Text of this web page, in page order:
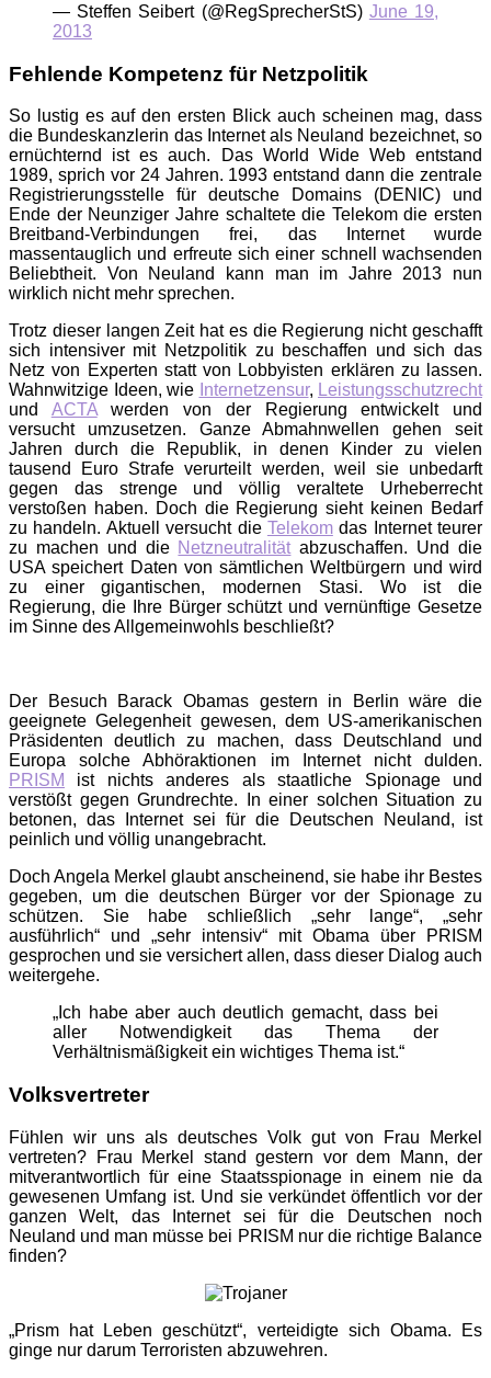
— Steffen Seibert (@RegSprecherStS) June 19,
2013
Fehlende Kompetenz für Netzpolitik
So lustig es auf den ersten Blick auch scheinen mag, dass
die Bundeskanzlerin das Internet als Neuland bezeichnet, so
ernüchternd ist es auch. Das World Wide Web entstand
1989, sprich vor 24 Jahren. 1993 entstand dann die zentrale
Registrierungsstelle für deutsche Domains (DENIC) und
Ende der Neunziger Jahre schaltete die Telekom die ersten
Breitband-Verbindungen frei, das Internet wurde
massentauglich und erfreute sich einer schnell wachsenden
Beliebtheit. Von Neuland kann man im Jahre 2013 nun
wirklich nicht mehr sprechen.
Trotz dieser langen Zeit hat es die Regierung nicht geschafft
sich intensiver mit Netzpolitik zu beschaffen und sich das
Netz von Experten statt von Lobbyisten erklären zu lassen.
Wahnwitzige Ideen, wie Internetzensur, Leistungsschutzrecht
und ACTAwerden von der Regierung entwickelt und
versucht umzusetzen. Ganze Abmahnwellen gehen seit
Jahren durch die Republik, in denen Kinder zu vielen
tausend Euro Strafe verurteilt werden, weil sie unbedarft
gegen das strenge und völlig veraltete Urheberrecht
verstoßen haben. Doch die Regierung sieht keinen Bedarf
zu handeln. Aktuell versucht die Telekomdas Internet teurer
zu machen und die Netzneutralität abzuschaffen. Und die
USA speichert Daten von sämtlichen Weltbürgern und wird
zu einer gigantischen, modernen Stasi. Wo ist die
Regierung, die Ihre Bürger schützt und vernünftige Gesetze
im Sinne des Allgemeinwohls beschließt?
Der Besuch Barack Obamas gestern in Berlin wäre die
geeignete Gelegenheit gewesen, dem US-amerikanischen
Präsidenten deutlich zu machen, dass Deutschland und
Europa solche Abhöraktionen im Internet nicht dulden.
PRISM
ist nichts anderes als staatliche Spionage und
verstößt gegen Grundrechte. In einer solchen Situation zu
betonen, das Internet sei für die Deutschen Neuland, ist
peinlich und völlig unangebracht.
Doch Angela Merkel glaubt anscheinend, sie habe ihr Bestes
gegeben, um die deutschen Bürger vor der Spionage zu
schützen. Sie habe schließlich „sehr lange“, „sehr
ausführlich“ und „sehr intensiv“ mit Obama über PRISM
gesprochen und sie versichert allen, dass dieser Dialog auch
weitergehe.
„Ich habe aber auch deutlich gemacht, dass bei
aller Notwendigkeit das Thema der
Verhältnismäßigkeit ein wichtiges Thema ist.“
Volksvertreter
Fühlen wir uns als deutsches Volk gut von Frau Merkel
vertreten? Frau Merkel stand gestern vor dem Mann, der
mitverantwortlich für eine Staatsspionage in einem nie da
gewesenen Umfang ist. Und sie verkündet öffentlich vor der
ganzen Welt, das Internet sei für die Deutschen noch
Neuland und man müsse bei PRISM nur die richtige Balance
finden?
„Prism hat Leben geschützt“, verteidigte sich Obama. Es
ginge nur darum Terroristen abzuwehren.